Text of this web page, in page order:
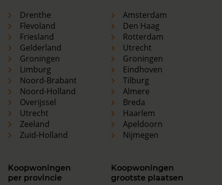
Drenthe
Flevoland
Friesland
Gelderland
Groningen
Limburg
Noord-Brabant
Noord-Holland
Overijssel
Utrecht
Zeeland
Zuid-Holland
Amsterdam
Den Haag
Rotterdam
Utrecht
Groningen
Eindhoven
Tilburg
Almere
Breda
Haarlem
Apeldoorn
Nijmegen
Koopwoningen
per provincie
Koopwoningen
grootste plaatsen